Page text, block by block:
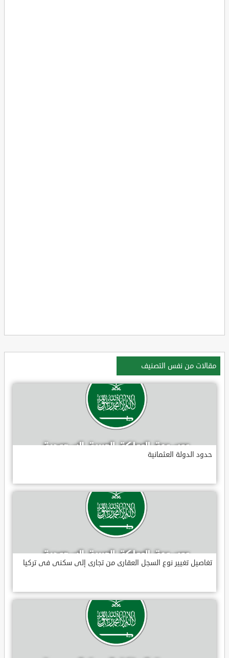
مقالات من نفس التصنيف
حدود الدولة العثمانية
تغاصيل تغيير نوع السجل العقارى من تجارى إلى سكنى فى تركيا